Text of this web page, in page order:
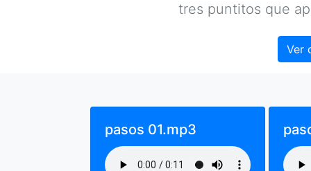
tres puntitos que
Ver
pasos 01.mp3